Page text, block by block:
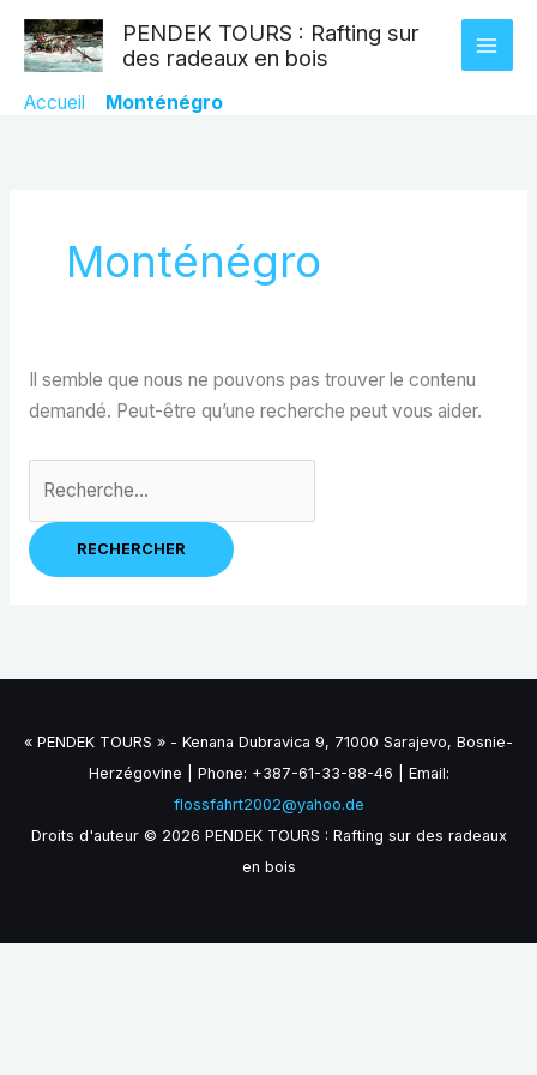
Aller
contenu
PENDEK TOURS : Rafting sur
des radeaux en bois
Accueil Monténégro
Monténégro
Il semble que nous ne pouvons pas trouver le contenu
demandé. Peut-être qu’une recherche peut vous aider.
Rechercher :
« PENDEK TOURS » - Kenana Dubravica 9, 71000 Sarajevo, Bosnie-
Herzégovine | Phone: +387-61-33-88-46 | Email:
flossfahrt2002@yahoo.de
Droits d'auteur © 2026 PENDEK TOURS : Rafting sur des radeaux
en bois